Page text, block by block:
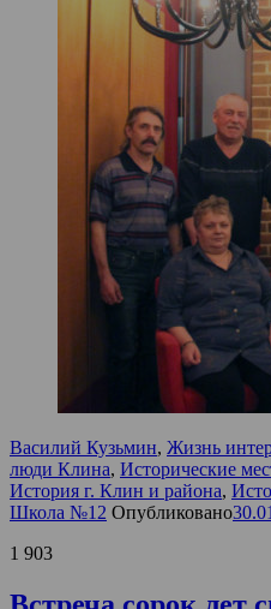
Василий Кузьмин, Жизнь
люди Клина, Исторические
История г. Клин и района,
Школа №12 Опубликовано
1 903